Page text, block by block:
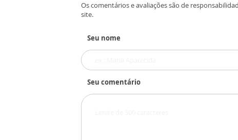
Os comentários e avaliações são de
site.
Seu nome
Seu comentário